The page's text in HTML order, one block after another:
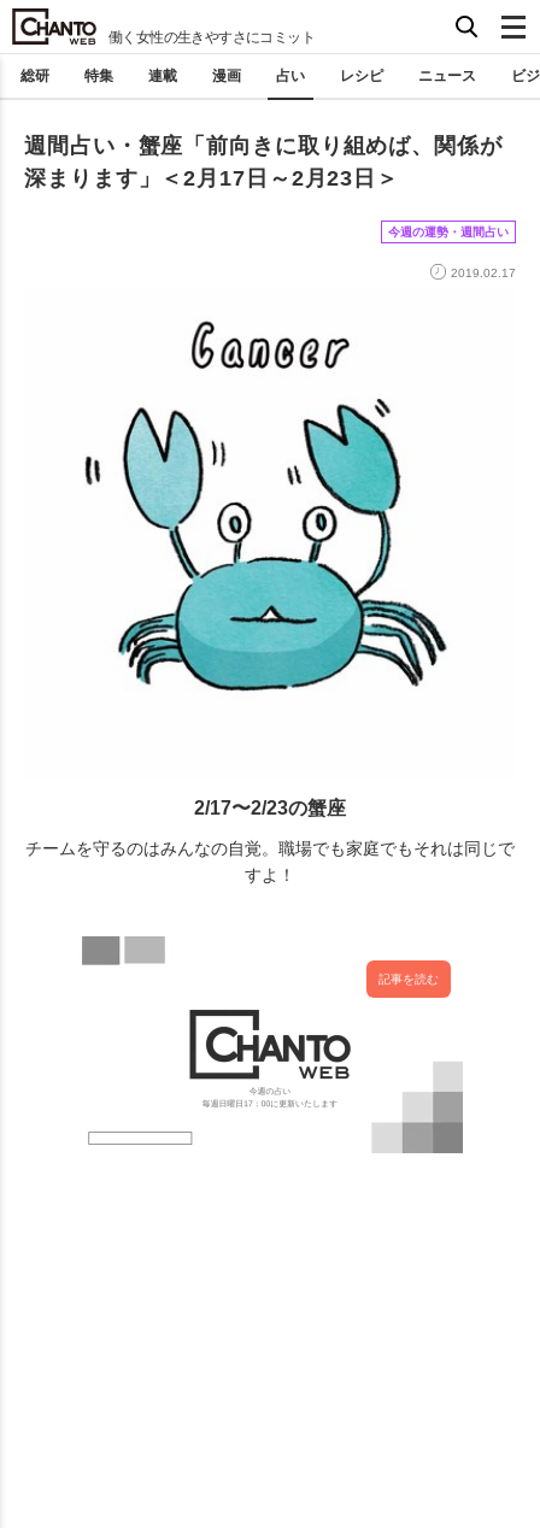
働く女性の生きやすさにコミット
総研 特集 連載 漫画 占い レシピ ニュース ビ
週間占い・蟹座「前向きに取り組めば、関係が
深まります」＜2月17日～2月23日＞
今週の運勢・週間占い
2019.02.17
2/17〜2/23の蟹座
チームを守るのはみんなの自覚。職場でも家庭でもそれは同じで
すよ！
記事を読む